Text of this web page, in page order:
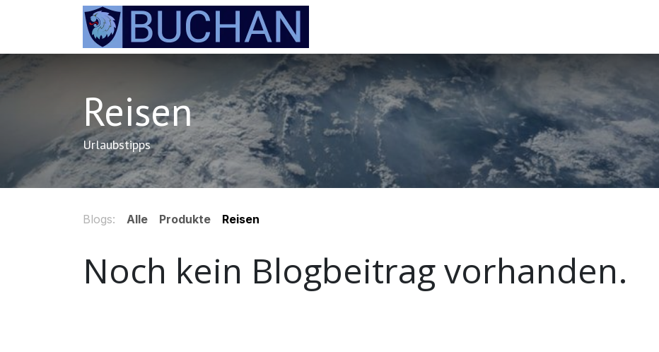
Zum Inhalt springen
Reisen
Urlaubstipps
Blogs: Alle Produkte Reisen
Noch kein Blogbeitrag vorhanden.